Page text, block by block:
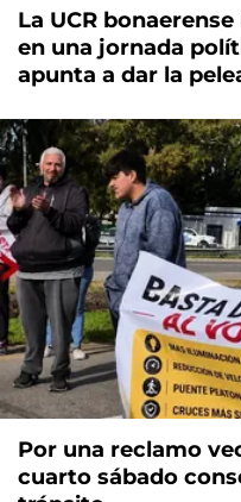
La UCR
en una jornada
apunta a dar la
Por una reclamo
cuarto sábado